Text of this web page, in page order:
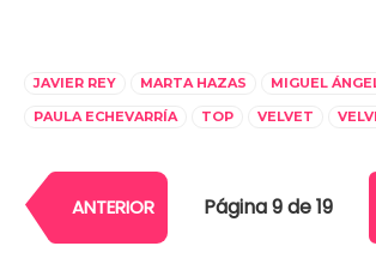
JAVIER REY MARTA HAZAS
MIGUEL
PAULA ECHEVARRÍA
TOP VELVET
ANTERIOR Página 9 de 19